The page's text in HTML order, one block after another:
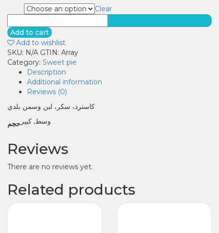
Clear
quantity
Add to cart
Add to wishlist
SKU: N/A GTIN: Array
Category: Sweet pie
Description
Additional information
Reviews (0)
كاسترد، سكر، لبن وسمن بلدي
حجم وسط, كبير
Reviews
There are no reviews yet.
Related products